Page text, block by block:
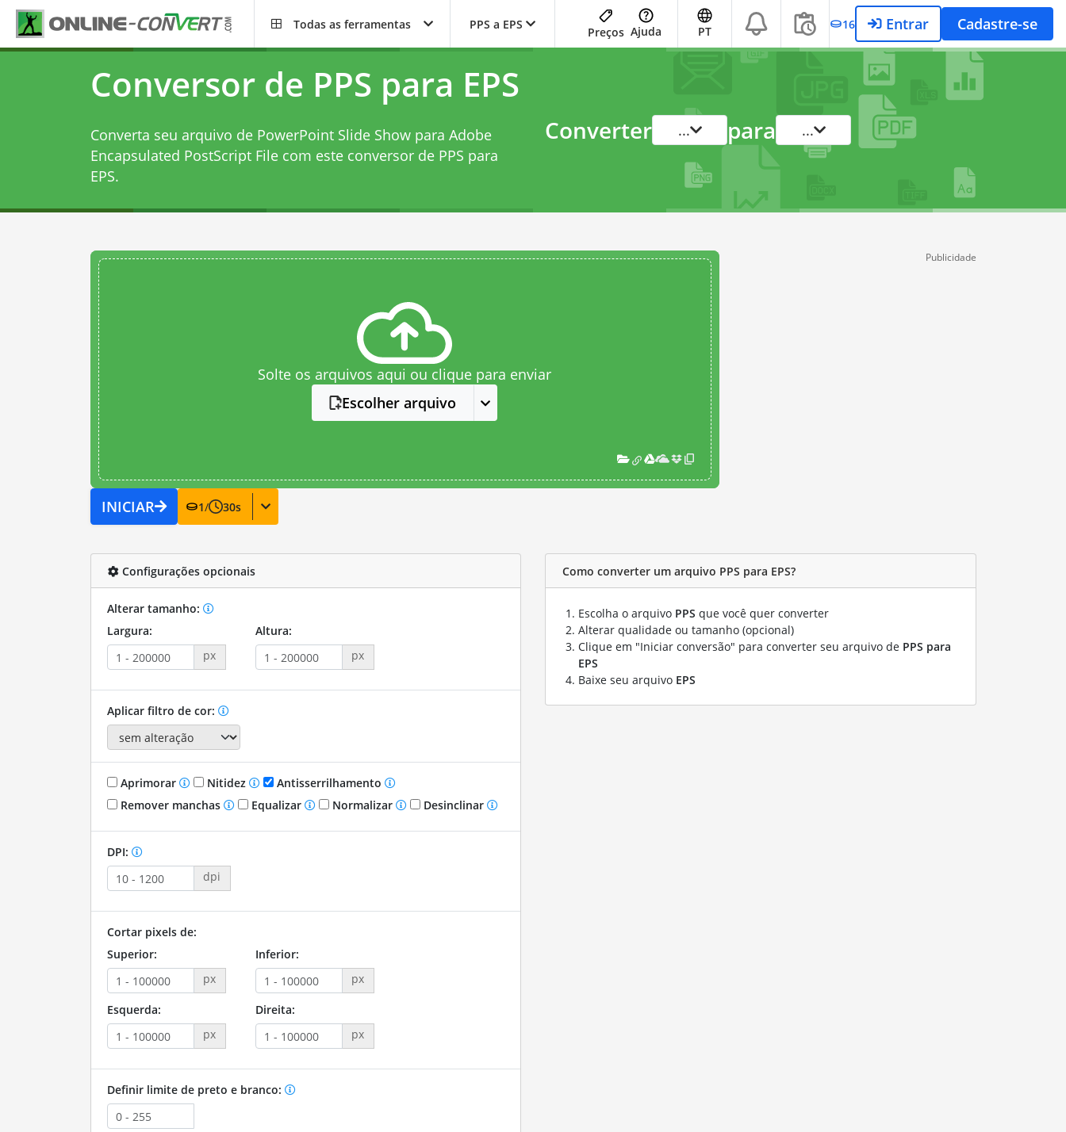
Todas as ferramentas PPS a EPS
Preços Ajuda PT 16 Entrar Cadastre-se
Conversor de PPS para EPS
Converta seu arquivo de PowerPoint Slide Show para Adobe
Encapsulated PostScript File com este conversor de PPS para
EPS.
Converter ... para ...
Solte os arquivos aqui ou clique para enviar
Escolher arquivo
INICIAR 1/ 30s
Publicidade
Configurações opcionais
Alterar tamanho:
Largura:
px
Altura:
px
Aplicar filtro de cor:
Aprimorar Nitidez
Antisserrilhamento
Remover manchas
Equalizar Normalizar Desinclinar
DPI:
dpi
Cortar pixels de:
Superior:
px
Inferior:
px
Esquerda:
px
Direita:
px
Definir limite de preto e branco:
Como converter um arquivo PPS para EPS?
Escolha o arquivo PPS que você quer converter
Alterar qualidade ou tamanho (opcional)
Clique em "Iniciar conversão" para converter seu arquivo de PPS para
EPS
Baixe seu arquivo EPS